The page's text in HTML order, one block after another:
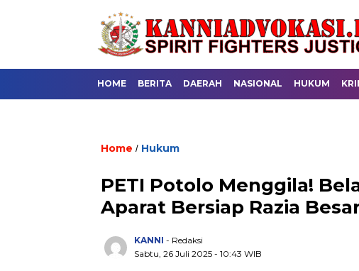
HOME BERITA DAERAH NASIONAL HUKUM
Home / Hukum
PETI Potolo Menggila!
Aparat Bersiap Razia
KANNI - Redaksi
Sabtu, 26 Juli 2025 - 10:43 WIB